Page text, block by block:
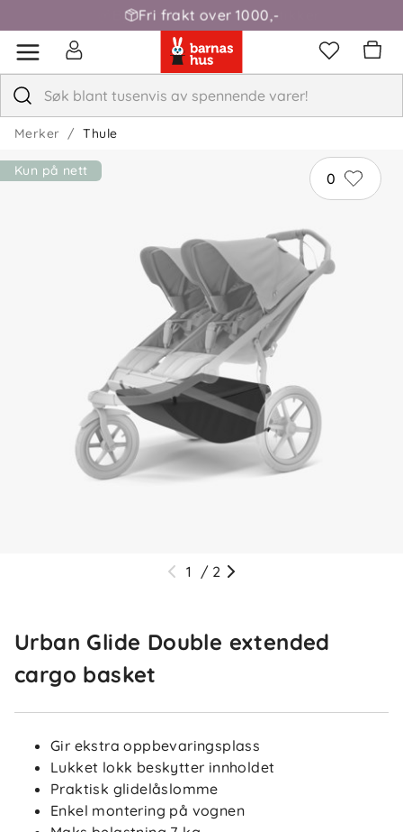
Fri frakt over 1000,-
Merker Thule
0
Kun på nett
1 / 2
Urban Glide Double extended
cargo basket
Gir ekstra oppbevaringsplass
Lukket lokk beskytter innholdet
Praktisk glidelåslomme
Enkel montering på vognen